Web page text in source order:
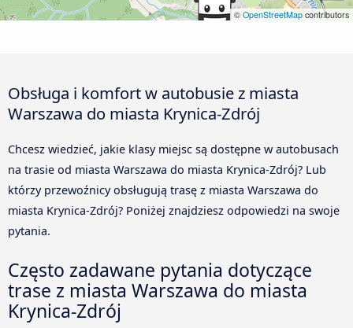
© OpenStreetMapcontributors
Obsługa i komfort w autobusie z miasta
Warszawa do miasta Krynica-Zdrój
Chcesz wiedzieć, jakie klasy miejsc są dostępne w autobusach
na trasie od miasta Warszawa do miasta Krynica-Zdrój? Lub
którzy przewoźnicy obsługują trasę z miasta Warszawa do
miasta Krynica-Zdrój? Poniżej znajdziesz odpowiedzi na swoje
pytania.
Często zadawane pytania dotyczące
trase z miasta Warszawa do miasta
Krynica-Zdrój